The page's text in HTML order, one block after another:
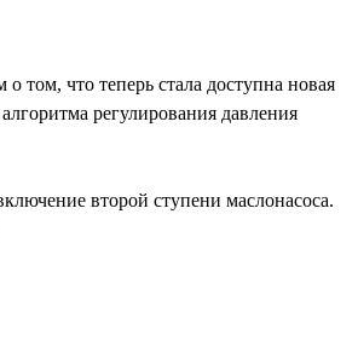
том, что теперь стала доступна новая
регулирования давления
второй ступени маслонасоса.